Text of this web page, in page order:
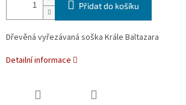
Přidat do košíku
Dřevěná vyřezávaná soška Krále Baltazara
Detailní informace